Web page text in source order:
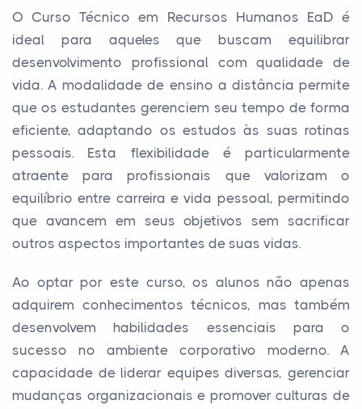
O Curso Técnico em Recursos Humanos EaD é
ideal para aqueles que buscam equilibrar
desenvolvimento profissional com qualidade de
vida. A modalidade de ensino a distância permite
que os estudantes gerenciem seu tempo de forma
eficiente, adaptando os estudos às suas rotinas
pessoais. Esta flexibilidade é particularmente
atraente para profissionais que valorizam o
equilíbrio entre carreira e vida pessoal, permitindo
que avancem em seus objetivos sem sacrificar
outros aspectos importantes de suas vidas.
Ao optar por este curso, os alunos não apenas
adquirem conhecimentos técnicos, mas também
desenvolvem habilidades essenciais para o
sucesso no ambiente corporativo moderno. A
capacidade de liderar equipes diversas, gerenciar
mudanças organizacionais e promover culturas de